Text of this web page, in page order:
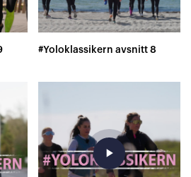
#Yoloklassikern avsnitt 8
play_arrow